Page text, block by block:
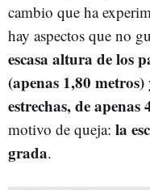
cambio que ha
hay aspectos que no
escasa altura de los
(apenas 1,80
estrechas, de apenas
motivo de queja: la
grada.